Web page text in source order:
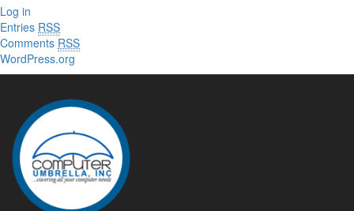
Log in
Entries RSS
Comments RSS
WordPress.org